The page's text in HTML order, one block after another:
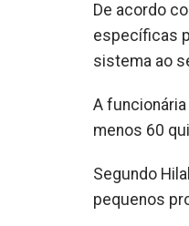
De acordo
específicas
sistema ao
A
menos 60
Segundo
pequenos